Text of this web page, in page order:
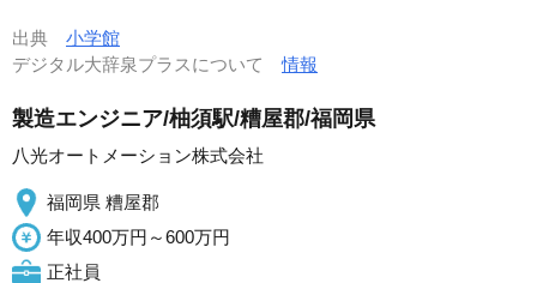
出典 小学館
デジタル大辞泉プラスについて情報
製造エンジニア/柚須駅/糟屋郡/福岡県
八光オートメーション株式会社
福岡県 糟屋郡
年収400万円～600万円
正社員